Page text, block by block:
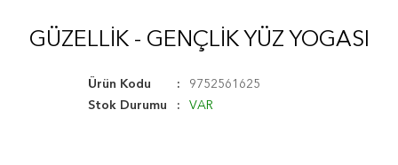
GÜZELLIK - GENÇLIK YÜZ YOGASI
Ürün Kodu
9752561625
Stok Durumu
VAR